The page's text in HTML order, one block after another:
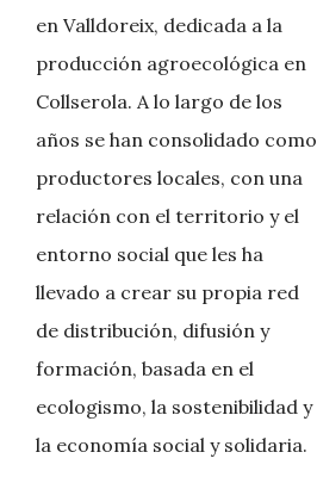
en Valldoreix, dedicada a la
producción agroecológica en
Collserola. A lo largo de los
años se han consolidado como
productores locales, con una
relación con el territorio y el
entorno social que les ha
llevado a crear su propia red
de distribución, difusión y
formación, basada en el
ecologismo, la sostenibilidad y
la economía social y solidaria.